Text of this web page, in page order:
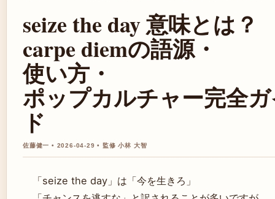
seize the day 意味とは？
carpe diemの語源・
使い方・
ポップカルチャー完全
ド
佐藤健一 • 2026-04-29 • 監修 小林 大智
「seize the day」は「今を生きろ」